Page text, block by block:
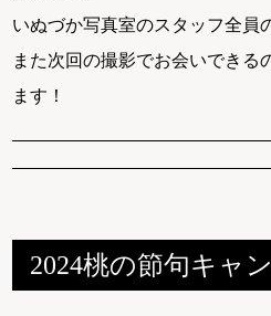
いぬづか写真室のスタッフ全員
また次回の撮影でお会いできる
ます！
2024桃の節句キャ